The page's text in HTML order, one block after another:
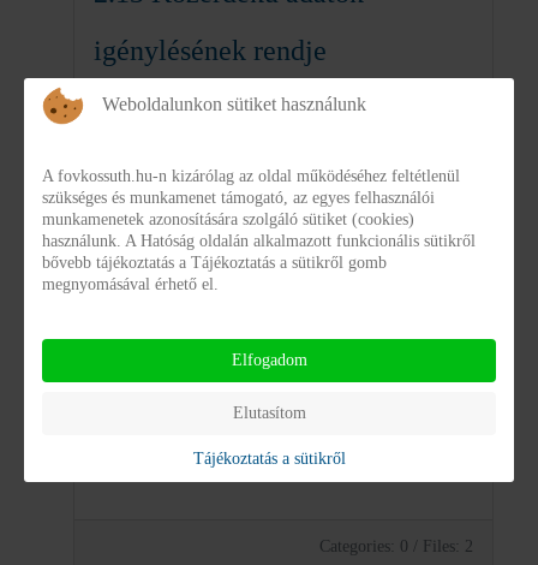
igénylésének rendje
Intézményi térítési díj
Categories: 0/Files: 4
1.1 Kapcsolat, elérhetőség
Categories: 0 / Files: 2
Weboldalunkon sütiket használunk
A fovkossuth.hu-n kizárólag az oldal működéséhez feltétlenül
szükséges és munkamenet támogató, az egyes felhasználói
munkamenetek azonosítására szolgáló sütiket (cookies)
használunk. A Hatóság oldalán alkalmazott funkcionális sütikről
bővebb tájékoztatás a Tájékoztatás a sütikről gomb
megnyomásával érhető el.
Elfogadom
Elutasítom
Tájékoztatás a sütikről